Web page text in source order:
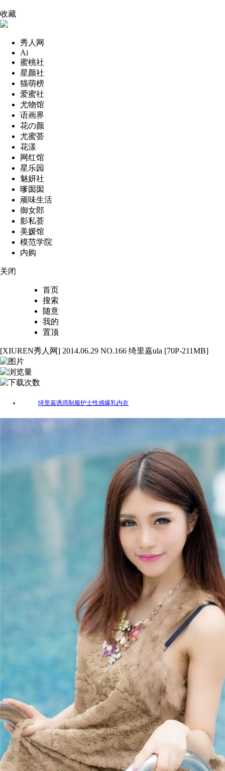
收藏
秀人网
Ai
蜜桃社
星颜社
猫萌榜
爱蜜社
尤物馆
语画界
花の颜
尤蜜荟
花漾
网红馆
星乐园
魅妍社
嗲囡囡
顽味生活
御女郎
影私荟
美媛馆
模范学院
内购
关闭
首页
搜索
随意
我的
置顶
[XIUREN秀人网] 2014.06.29 NO.166 绮里嘉ula [70P-211MB]
绮里嘉诱惑制服护士性感爆乳内衣